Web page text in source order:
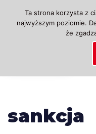
Przejdź
sankcja
Ta strona korzysta z
najwyższym poziomie.
że